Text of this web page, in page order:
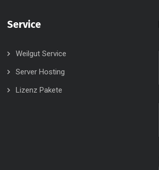
Service
Weilgut Service
Server Hosting
Lizenz Pakete